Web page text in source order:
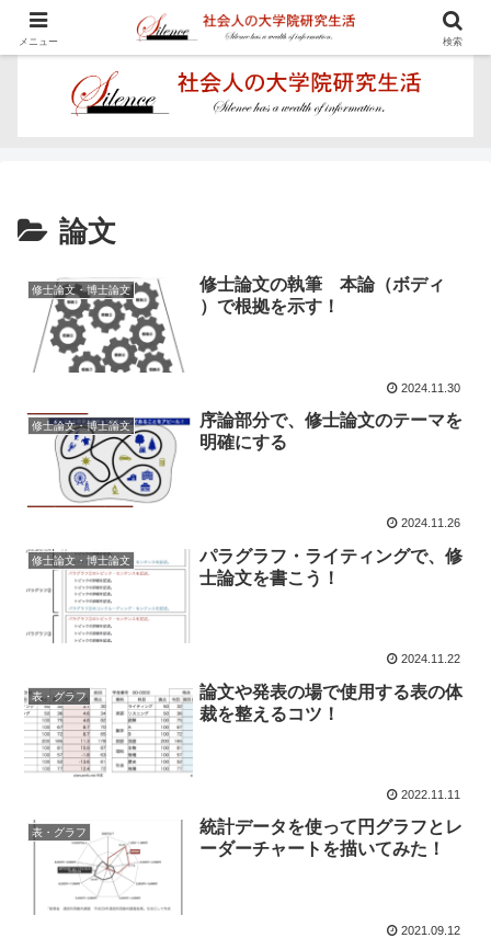
学びを楽しむ - Proposal for Acquiring Doctor's Degree -
論文
修士論文・博士論文
修士論文の執筆 本論（ボディ
）で根拠を示す！
2024.11.30
修士論文・博士論文
序論部分で、修士論文のテーマを
明確にする
2024.11.26
修士論文・博士論文
パラグラフ・ライティングで、修
士論文を書こう！
2024.11.22
表・グラフ
論文や発表の場で使用する表の体
裁を整えるコツ！
2022.11.11
表・グラフ
統計データを使って円グラフとレ
ーダーチャートを描いてみた！
2021.09.12
メニュー 検索